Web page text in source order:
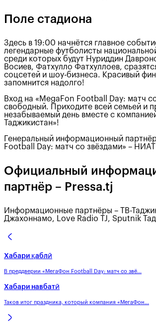
Поле стадиона
Здесь в 19:00 начнётся главное
легендарные футболисты
среди которых будут Нуриддин
Восиев, Фатхулло Фатхуллоев,
соцсетей и шоу-бизнеса. Красивый
запомнится надолго!
Вход на «MegaFon Football Day: матч
свободный. Приходите всей семьей и
незабываемый день вместе с
Таджикистан»!
Генеральный информационный
Football Day: матч со звёздами» –
Официальный
партнёр – Pressa.tj
Информационные партнёры – ТВ-
Джахоннамо, Love Radio TJ, Sputnik
Хабари қаблӣ
В преддверии «МегаФон Football Day: матч со звё...
Хабари навбатӣ
Таков итог праздника, который компания «МегаФон...